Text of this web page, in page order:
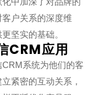
户关系的深度维
坚实的基础。
CRM应用
系统为他们的客
紧密的互动关系，